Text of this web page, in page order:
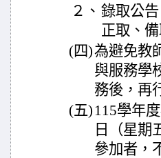
２、 錄取公
正取、
(四)為避免教
與服務學
務後，再
(五) 115學年
日（星期
參加者，